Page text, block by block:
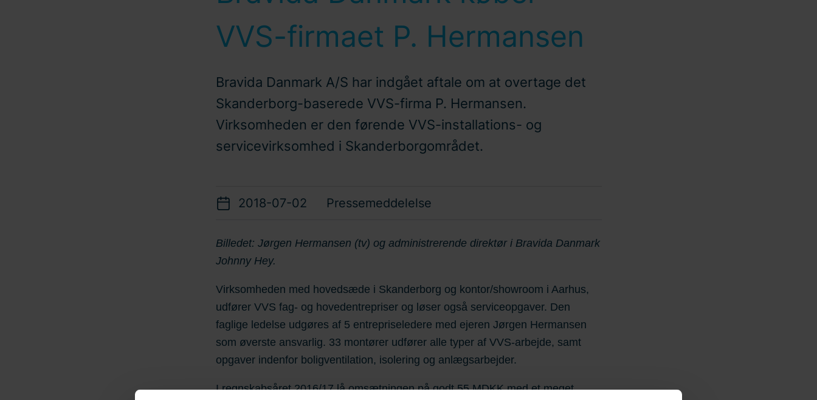
VVS-firmaet P. Hermansen
Bravida Danmark A/S har indgået aftale om at overtage det
Skanderborg-baserede VVS-firma P. Hermansen.
Virksomheden er den førende VVS-installations- og
servicevirksomhed i Skanderborgområdet.
2018-07-02 Pressemeddelelse
Billedet: Jørgen Hermansen (tv) og administrerende direktør i Bravida Danmark
Johnny Hey.
Virksomheden med hovedsæde i Skanderborg og kontor/showroom i Aarhus,
udfører VVS fag- og hovedentrepriser og løser også serviceopgaver. Den
faglige ledelse udgøres af 5 entrepriseledere med ejeren Jørgen Hermansen
som øverste ansvarlig. 33 montører udfører alle typer af VVS-arbejde, samt
opgaver indenfor boligventilation, isolering og anlægsarbejder.
I regnskabsåret 2016/17 lå omsætningen på godt 55 MDKK med et meget